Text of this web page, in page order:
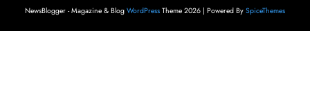
NewsBlogger - Magazine & Blog WordPress Theme 2026 | Powered By SpiceThemes